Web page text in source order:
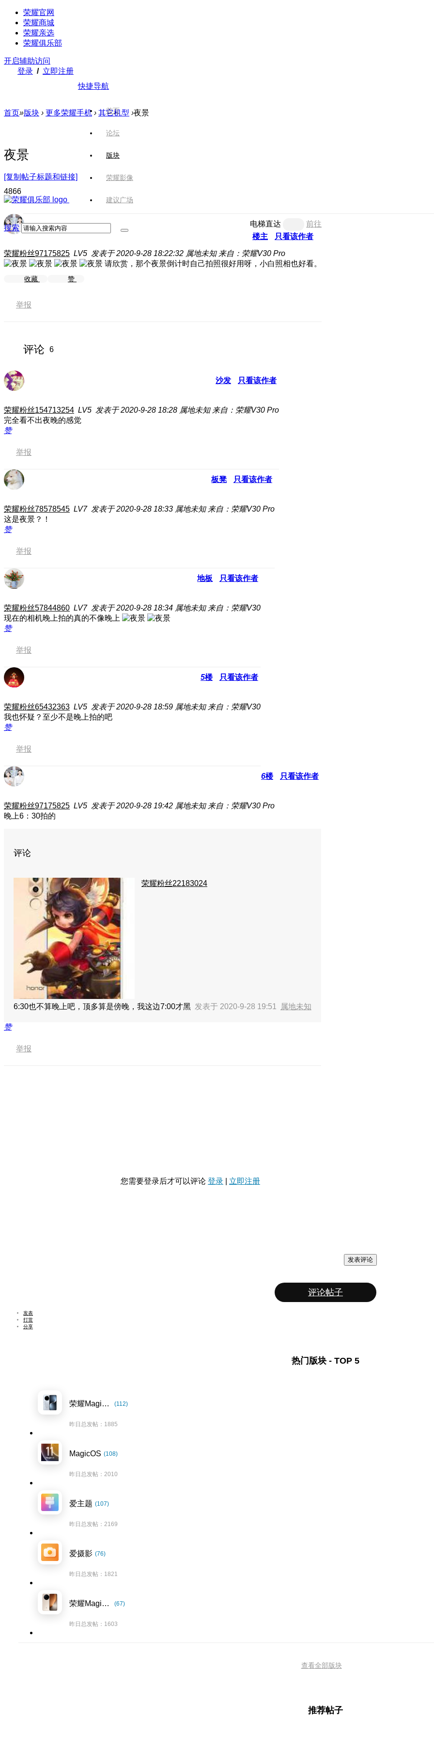
荣耀官网
荣耀商城
荣耀亲选
荣耀俱乐部
开启辅助访问
登录 / 立即注册
快捷导航
首页
论坛
版块
荣耀影像
建议广场
搜索
首页»版块 › 更多荣耀手机 › 其它机型 ›夜景
夜景
[复制帖子标题和链接]
4866
电梯直达
前往
楼主
只看该作者
荣耀粉丝97175825 LV5 发表于 2020-9-28 18:22:32 属地未知 来自：荣耀V30 Pro
请欣赏，那个夜景倒计时自己拍照很好用呀，小白照相也好看。
收藏 赞
举报
评论 6
沙发 只看该作者
荣耀粉丝154713254 LV5 发表于 2020-9-28 18:28 属地未知 来自：荣耀V30 Pro
完全看不出夜晚的感觉
赞
举报
板凳 只看该作者
荣耀粉丝78578545 LV7 发表于 2020-9-28 18:33 属地未知 来自：荣耀V30 Pro
这是夜景？！
赞
举报
地板 只看该作者
荣耀粉丝57844860 LV7 发表于 2020-9-28 18:34 属地未知 来自：荣耀V30
现在的相机晚上拍的真的不像晚上
赞
举报
5楼 只看该作者
荣耀粉丝65432363 LV5 发表于 2020-9-28 18:59 属地未知 来自：荣耀V30
我也怀疑？至少不是晚上拍的吧
赞
举报
6楼 只看该作者
荣耀粉丝97175825 LV5 发表于 2020-9-28 19:42 属地未知 来自：荣耀V30 Pro
晚上6：30拍的
评论
荣耀粉丝22183024
6:30也不算晚上吧，顶多算是傍晚，我这边7:00才黑 发表于 2020-9-28 19:51 属地未知
赞
举报
您需要登录后才可以评论 登录 立即注册
发表评论
评论帖子
发表
打赏
分享
热门版块 - TOP 5
荣耀Magic7系列 (112)
昨日总发帖：1885
MagicOS (108)
昨日总发帖：2010
爱主题 (107)
昨日总发帖：2169
爱摄影 (76)
昨日总发帖：1821
荣耀Magic8系列 (67)
昨日总发帖：1603
查看全部版块
推荐帖子